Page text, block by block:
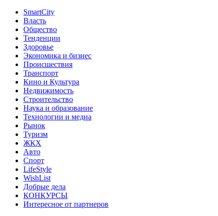
SmartCity
Власть
Общество
Тенденции
Здоровье
Экономика и бизнес
Происшествия
Транспорт
Кино и Культура
Недвижимость
Строительство
Наука и образование
Технологии и медиа
Рынок
Туризм
ЖКХ
Авто
Спорт
LifeStyle
WishList
Добрые дела
КОНКУРСЫ
Интересное от партнеров